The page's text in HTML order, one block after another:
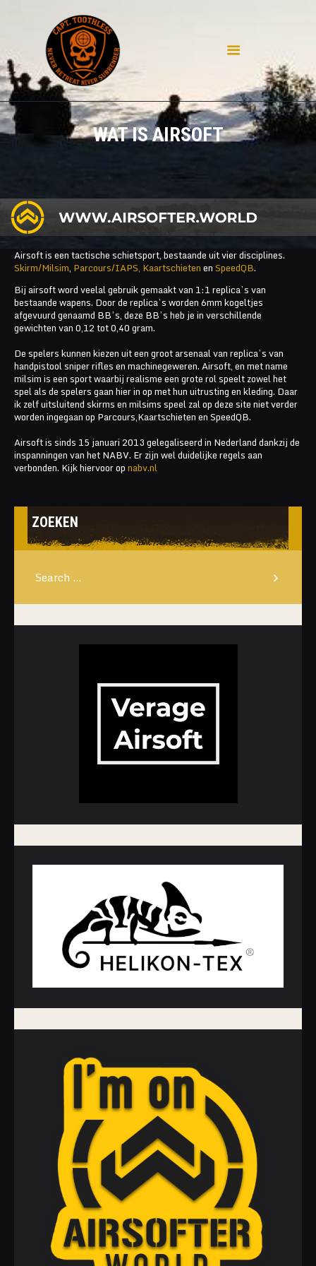
WAT IS AIRSOFT
HOME
WAT IS AIRSOFT
DISCLAIMER
MIJN REPLICA'S
POLL
AIRSOFT IN DUITSLAND
Airsoft is een tactische schietsport, bestaande uit vier disciplines.
Skirm/Milsim, Parcours/IAPS, KaartschietenenSpeedQB.
Bij airsoft word veelal gebruik gemaakt van 1:1 replica’s van
bestaande wapens. Door de replica’s worden 6mm kogeltjes
afgevuurd genaamd BB’s, deze BB’s heb je in verschillende
gewichten van 0,12 tot 0,40 gram.
De spelers kunnen kiezen uit een groot arsenaal van replica’s van
handpistool sniper rifles en machinegeweren. Airsoft, en met name
milsim is een sport waarbij realisme een grote rol speelt zowel het
spel als de spelers gaan hier in op met hun uitrusting en kleding. Daar
ik zelf uitsluitend skirms en milsims speel zal op deze site niet verder
worden ingegaan op Parcours,Kaartschieten en SpeedQB.
Airsoft is sinds 15 januari 2013 gelegaliseerd in Nederland dankzij de
inspanningen van het NABV. Er zijn wel duidelijke regels aan
verbonden. Kijk hiervoor opnabv.nl
ZOEKEN